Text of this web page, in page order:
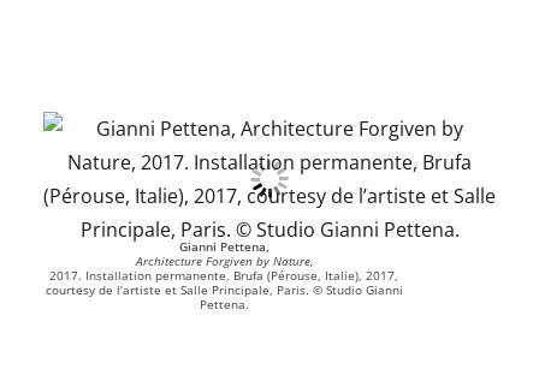
Gianni Pettena,
Architecture Forgiven by Nature,
2017. Installation permanente, Brufa (Pérouse, Italie), 2017,
courtesy de l’artiste et Salle Principale, Paris. © Studio Gianni
Pettena.